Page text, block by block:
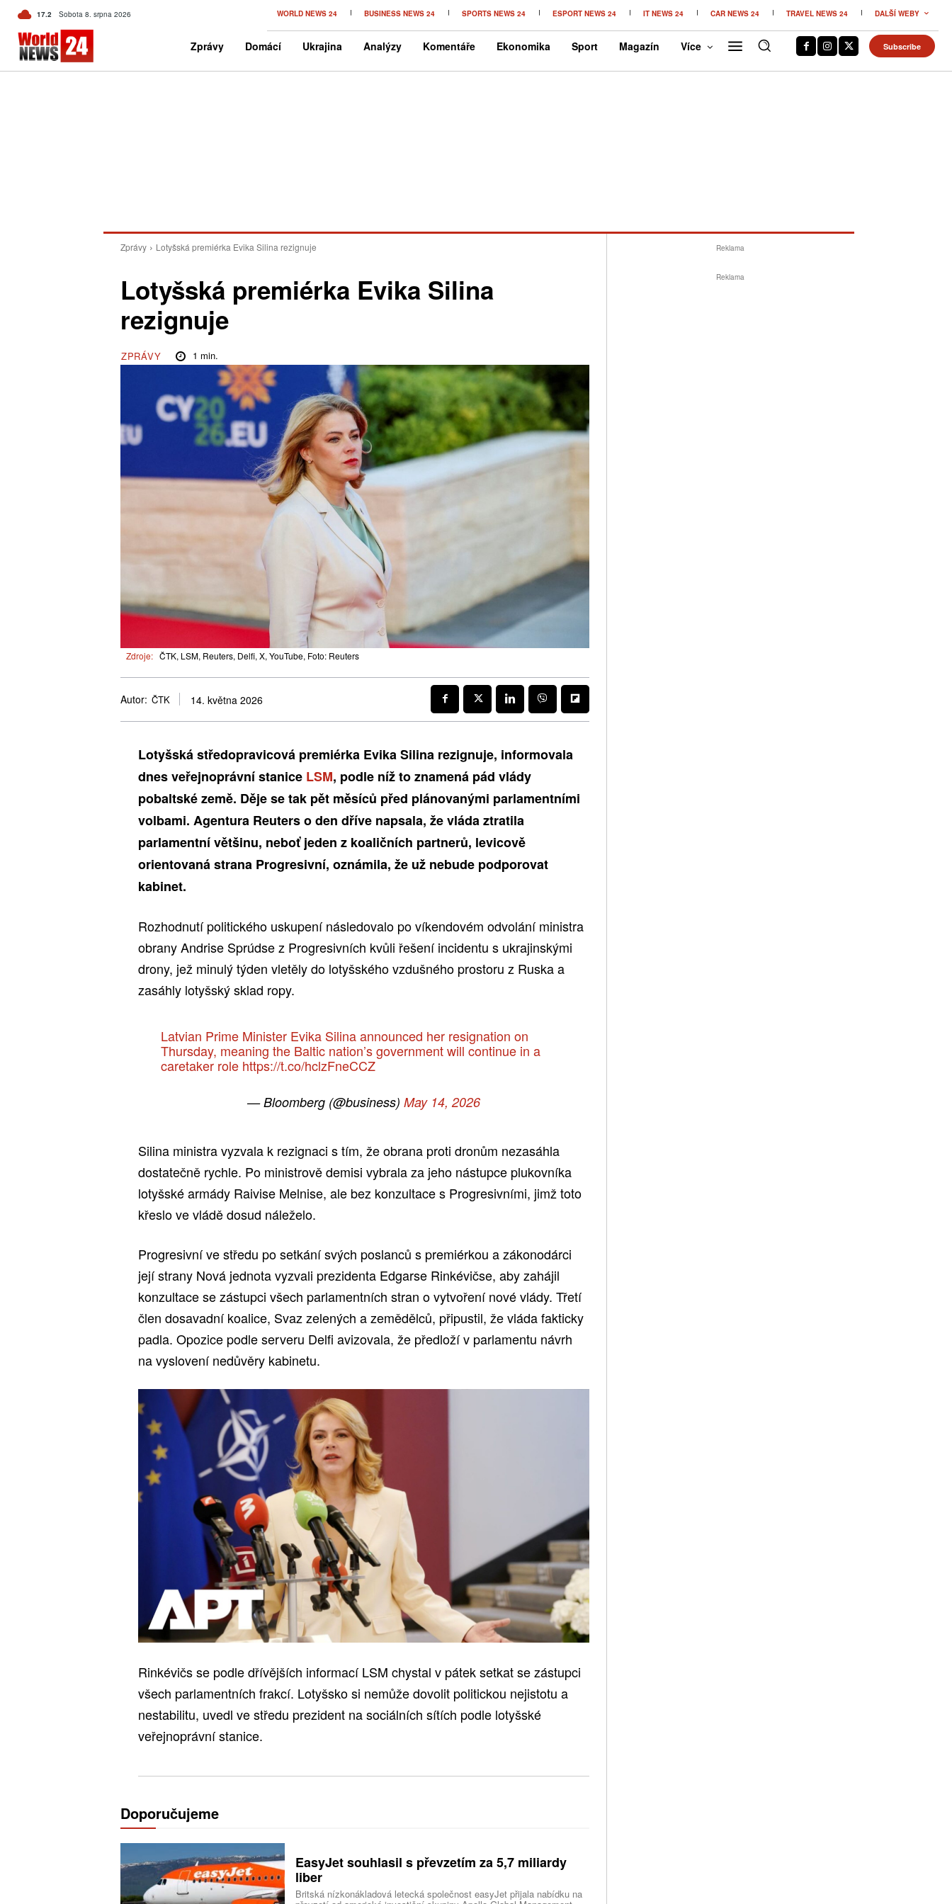
17.2 C Czech
Sobota 8. srpna 2026 WORLD NEWS 24 BUSINESS NEWS 24 SPORTS NEWS 24 ESPORT NEWS 24 IT NEWS 24 CAR NEWS 24 TRAVEL NEWS 24 DALŠÍ WEBY
Zprávy Domácí Ukrajina Analýzy Komentáře Ekonomika Sport Magazín Více Subscribe
Zprávy Lotyšská premiérka Evika Silina rezignuje
Lotyšská premiérka Evika Silina
rezignuje
ZPRÁVY 1 min.
Zdroje: ČTK, LSM, Reuters, Delfi, X, YouTube, Foto: Reuters
Autor: ČTK 14. května 2026
Lotyšská středopravicová premiérka Evika Silina rezignuje, informovala
dnes veřejnoprávní stanice LSM, podle níž to znamená pád vlády
pobaltské země. Děje se tak pět měsíců před plánovanými parlamentními
volbami. Agentura Reuters o den dříve napsala, že vláda ztratila
parlamentní většinu, neboť jeden z koaličních partnerů, levicově
orientovaná strana Progresivní, oznámila, že už nebude podporovat
kabinet.
Rozhodnutí politického uskupení následovalo po víkendovém odvolání ministra
obrany Andrise Sprúdse z Progresivních kvůli řešení incidentu s ukrajinskými
drony, jež minulý týden vletěly do lotyšského vzdušného prostoru z Ruska a
zasáhly lotyšský sklad ropy.
Latvian Prime Minister Evika Silina announced her resignation on
Thursday, meaning the Baltic nation’s government will continue in a
caretaker role https://t.co/hclzFneCCZ
— Bloomberg (@business)May 14, 2026
Silina ministra vyzvala k rezignaci s tím, že obrana proti dronům nezasáhla
dostatečně rychle. Po ministrově demisi vybrala za jeho nástupce plukovníka
lotyšské armády Raivise Melnise, ale bez konzultace s Progresivními, jimž toto
křeslo ve vládě dosud náleželo.
Progresivní ve středu po setkání svých poslanců s premiérkou a zákonodárci
její strany Nová jednota vyzvali prezidenta Edgarse Rinkévičse, aby zahájil
konzultace se zástupci všech parlamentních stran o vytvoření nové vlády. Třetí
člen dosavadní koalice, Svaz zelených a zemědělců, připustil, že vláda fakticky
padla. Opozice podle serveru Delfi avizovala, že předloží v parlamentu návrh
na vyslovení nedůvěry kabinetu.
Rinkévičs se podle dřívějších informací LSM chystal v pátek setkat se zástupci
všech parlamentních frakcí. Lotyšsko si nemůže dovolit politickou nejistotu a
nestabilitu, uvedl ve středu prezident na sociálních sítích podle lotyšské
veřejnoprávní stanice.
Doporučujeme
EasyJet souhlasil s převzetím za 5,7 miliardy
liber
Britská nízkonákladová letecká společnost easyJet přijala nabídku na
Reklama
Reklama